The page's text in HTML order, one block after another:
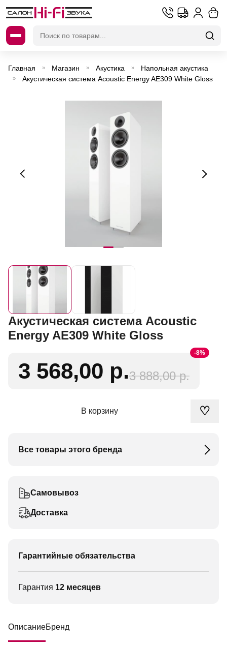
Главная » Магазин » Акустика » Напольная акустика
» Акустическая система Acoustic Energy AE309 White Gloss
Акустическая система Acoustic
Energy AE309 White Gloss
-8%
3 568,00 р.3 888,00 р.
В корзину ♡
Все товары этого бренда
Самовывоз
Доставка
Гарантийные обязательства
Гарантия 12 месяцев
ОписаниеБренд